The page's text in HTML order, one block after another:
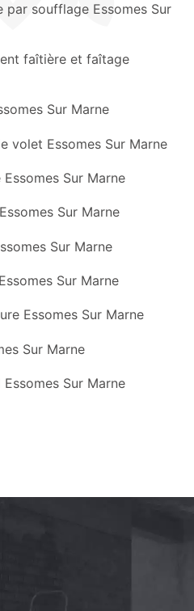
soufflage Essomes Sur
faîtière et faîtage
Sur Marne
volet Essomes Sur Marne
Sur Marne
Sur Marne
Sur Marne
Sur Marne
Essomes Sur Marne
Sur Marne
Sur Marne